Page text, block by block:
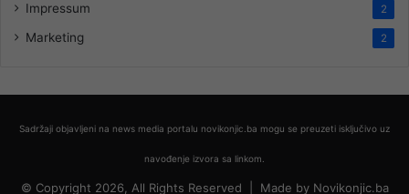
Impressum 2
Marketing 2
Sadržaji objavljeni na news media portalu novikonjic.ba mogu se preuzeti isključivo uz
navođenje izvora sa linkom.
© Copyright 2026, All Rights Reserved | Made by Novikonjic.ba